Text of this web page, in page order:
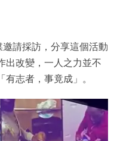
請採訪，分享這個活動
出改變，一人之力並不
志者，事竟成」。